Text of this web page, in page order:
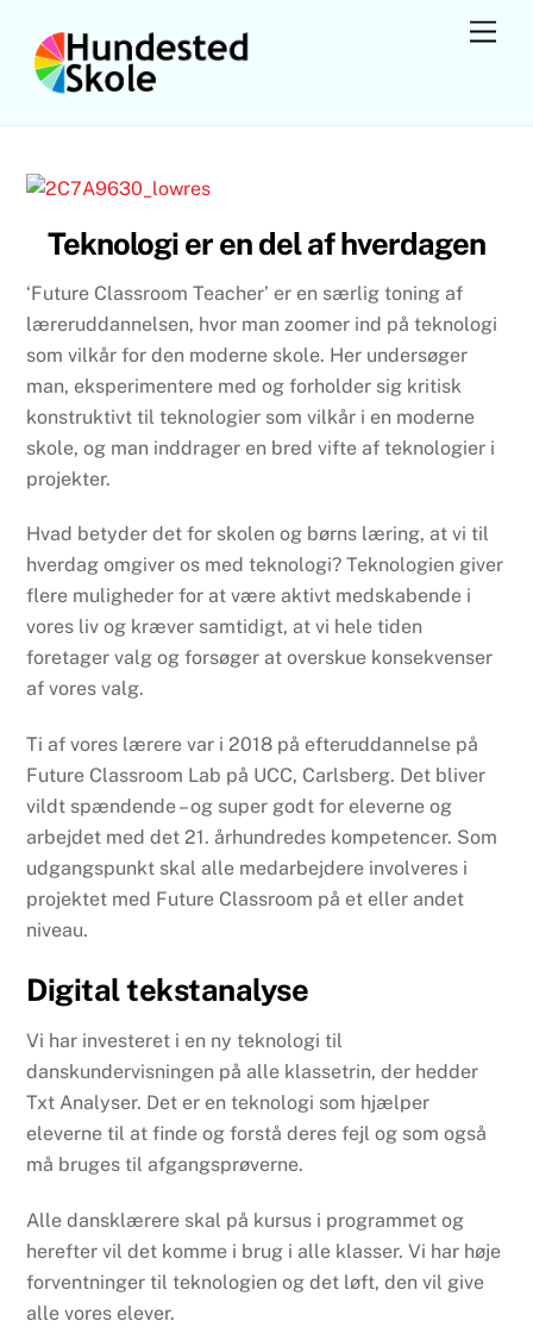
content
Teknologi er en del af hverdagen
‘Future Classroom Teacher’ er en særlig toning af
læreruddannelsen, hvor man zoomer ind på teknologi
som vilkår for den moderne skole. Her undersøger
man, eksperimentere med og forholder sig kritisk
konstruktivt til teknologier som vilkår i en moderne
skole, og man inddrager en bred vifte af teknologier i
projekter.
Hvad betyder det for skolen og børns læring, at vi til
hverdag omgiver os med teknologi? Teknologien giver
flere muligheder for at være aktivt medskabende i
vores liv og kræver samtidigt, at vi hele tiden
foretager valg og forsøger at overskue konsekvenser
af vores valg.
Ti af vores lærere var i 2018 på efteruddannelse på
Future Classroom Lab på UCC, Carlsberg. Det bliver
vildt spændende – og super godt for eleverne og
arbejdet med det 21. århundredes kompetencer. Som
udgangspunkt skal alle medarbejdere involveres i
projektet med Future Classroom på et eller andet
niveau.
Digital tekstanalyse
Vi har investeret i en ny teknologi til
danskundervisningen på alle klassetrin, der hedder
Txt Analyser. Det er en teknologi som hjælper
eleverne til at finde og forstå deres fejl og som også
må bruges til afgangsprøverne.
Alle dansklærere skal på kursus i programmet og
herefter vil det komme i brug i alle klasser. Vi har høje
forventninger til teknologien og det løft, den vil give
alle vores elever.